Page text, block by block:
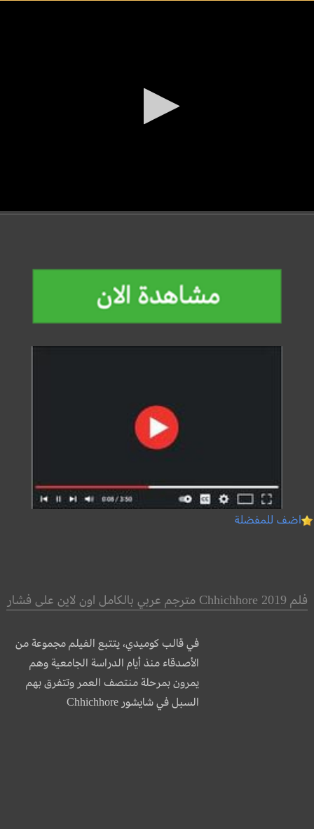
اضف للمفضلة
فلم Chhichhore 2019 مترجم عربي بالكامل اون لاين على فشار
في قالب كوميدي، يتتبع الفيلم مجموعة من
اﻷصدقاء منذ أيام الدراسة الجامعية وهم
يمرون بمرحلة منتصف العمر وتتفرق بهم
السبل في شايشور Chhichhore